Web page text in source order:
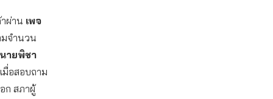
ผ่าน เพจ
มจำนวน
ายพิชา
มื่อสอบถาม
ก สภาผู้